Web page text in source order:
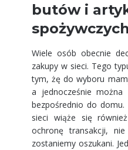
butów i
Wiele osób obecnie
zakupy w sieci. Tego
tym, żę do wyboru
a jednocześnie można
bezpośrednio do
sieci wiąże się
ochronę transakcji,
zostaniemy oszukani.